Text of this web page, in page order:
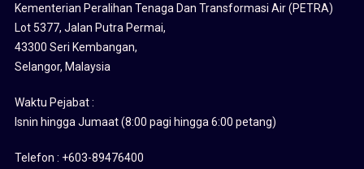
Kementerian Peralihan Tenaga Dan Transformasi Air (PETRA)
Lot 5377, Jalan Putra Permai,
43300 Seri Kembangan,
Selangor, Malaysia
Waktu Pejabat :
Isnin hingga Jumaat (8:00 pagi hingga 6:00 petang)
Telefon : +603-89476400